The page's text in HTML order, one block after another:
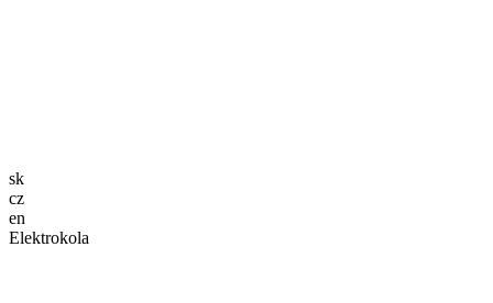
sk
cz
en
Elektrokola